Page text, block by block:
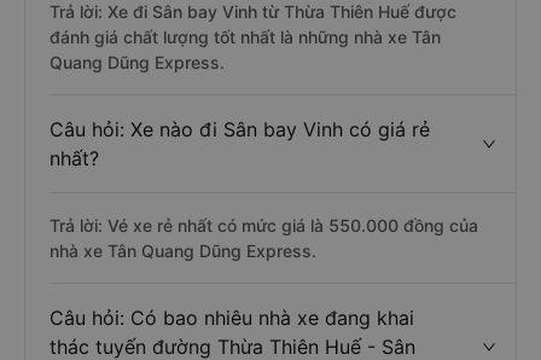
Trả lời: Xe đi Sân bay Vinh từ Thừa Thiên Huế được
đánh giá chất lượng tốt nhất là những nhà xe Tân
Quang Dũng Express.
Câu hỏi: Xe nào đi Sân bay Vinh có giá rẻ
nhất?
Trả lời: Vé xe rẻ nhất có mức giá là 550.000 đồng của
nhà xe Tân Quang Dũng Express.
Câu hỏi: Có bao nhiêu nhà xe đang khai
thác tuyến đường Thừa Thiên Huế - Sân